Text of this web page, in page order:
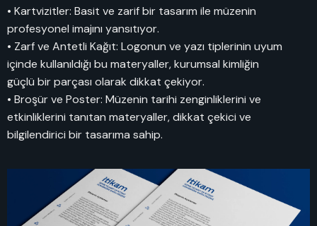
• Kartvizitler: Basit ve zarif bir tasarım ile müzenin
profesyonel imajını yansıtıyor.
• Zarf ve Antetli Kağıt: Logonun ve yazı tiplerinin uyum
içinde kullanıldığı bu materyaller, kurumsal kimliğin
güçlü bir parçası olarak dikkat çekiyor.
• Broşür ve Poster: Müzenin tarihi zenginliklerini ve
etkinliklerini tanıtan materyaller, dikkat çekici ve
bilgilendirici bir tasarıma sahip.